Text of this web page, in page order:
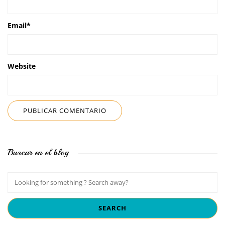
Email*
Website
Buscar en el blog